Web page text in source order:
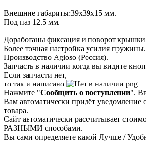
Внешние габариты:39х39х15 мм.
Под паз 12.5 мм.
Доработаны фиксация и поворот
Более точная настройка усилия пружины.
Производство Agioso (Россия).
Запчасть в наличии когда вы видите
Если запчасти нет,
то так и написано
Нажмите "Сообщить о поступлении".
Вам автоматически придёт уведомление
товара.
Сайт автоматически рассчитывает
РАЗНЫМИ способами.
Вы сами определяете какой Лучше /